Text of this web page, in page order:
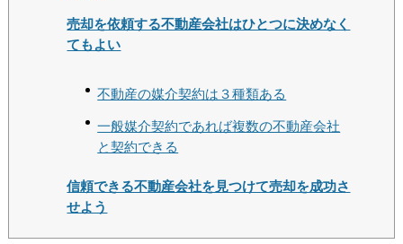
売却を依頼する不動産会社はひとつに決めなく
てもよい
不動産の媒介契約は３種類ある
一般媒介契約であれば複数の不動産会社
と契約できる
信頼できる不動産会社を見つけて売却を成功さ
せよう